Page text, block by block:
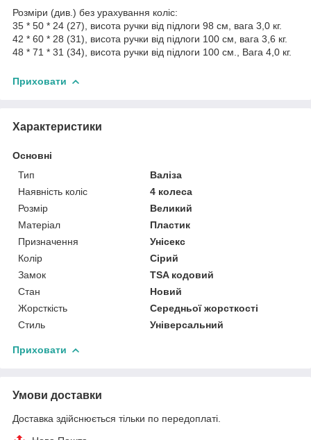
Розміри (див.) без урахування коліс:
35 * 50 * 24 (27), висота ручки від підлоги 98 см, вага 3,0 кг.
42 * 60 * 28 (31), висота ручки від підлоги 100 см, вага 3,6 кг.
48 * 71 * 31 (34), висота ручки від підлоги 100 см., Вага 4,0 кг.
Приховати
Характеристики
Основні
Тип
Валіза
Наявність коліс
4 колеса
Розмір
Великий
Матеріал
Пластик
Призначення
Унісекс
Колір
Сірий
Замок
TSA кодовий
Стан
Новий
Жорсткість
Середньої жорсткості
Стиль
Універсальний
Приховати
Умови доставки
Доставка здійснюється тільки по передоплаті.